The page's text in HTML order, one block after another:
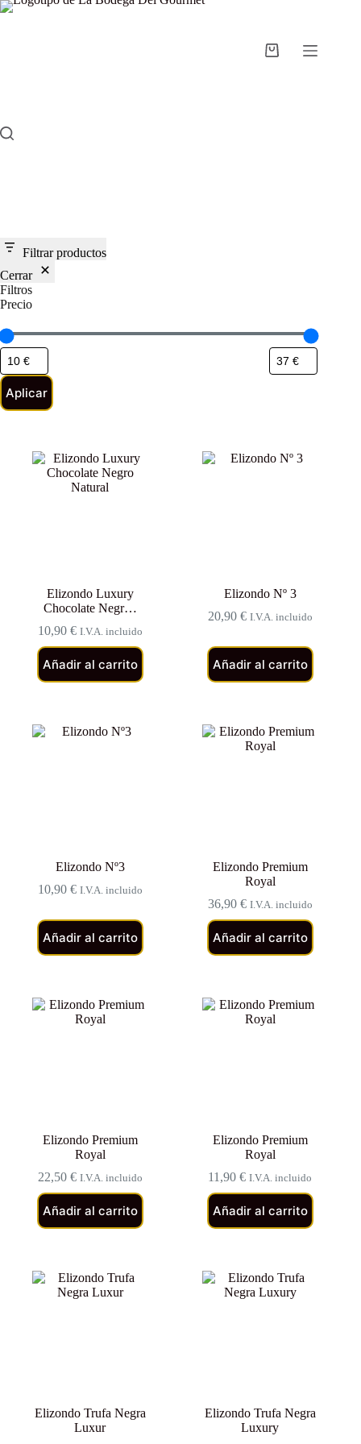
Saltar
Carro
Elizondo Luxury
Chocolate Negr…
10,90 € I.V.A. incluido
Añadir al carrito
Elizondo Nº 3
20,90 € I.V.A. incluido
Añadir al carrito
Elizondo Nº3
10,90 € I.V.A. incluido
Añadir al carrito
Elizondo Premium
Royal
36,90 € I.V.A. incluido
Añadir al carrito
Elizondo Premium
Royal
22,50 € I.V.A. incluido
Añadir al carrito
Elizondo Premium
Royal
11,90€ I.V.A. incluido
Añadir al carrito
Elizondo Trufa Negra
Luxur
Elizondo Trufa Negra
Luxury
Filtrar productos
Cerrar
Filtros
Precio
Aplicar